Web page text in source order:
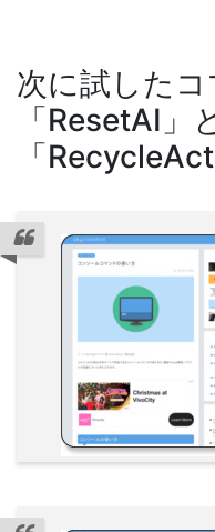
次に試した
「ResetAI」
「